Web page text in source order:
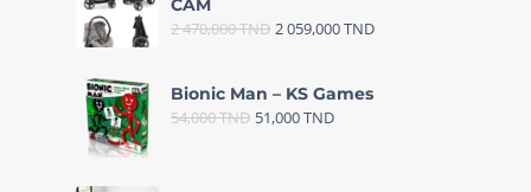
CAM
2 470,000TND 2 059,000TND
Bionic Man – KS Games
54,000TND 51,000TND